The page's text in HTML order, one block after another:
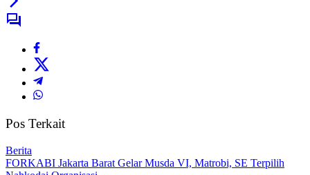
Pos Terkait
Berita
FORKABI Jakarta Barat Gelar Musda VI, Matrobi, SE Terpilih